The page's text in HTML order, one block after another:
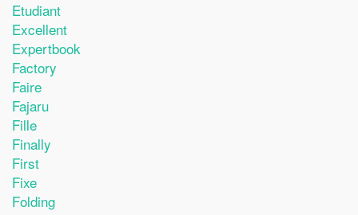
Etudiant
Excellent
Expertbook
Factory
Faire
Fajaru
Fille
Finally
First
Fixe
Folding